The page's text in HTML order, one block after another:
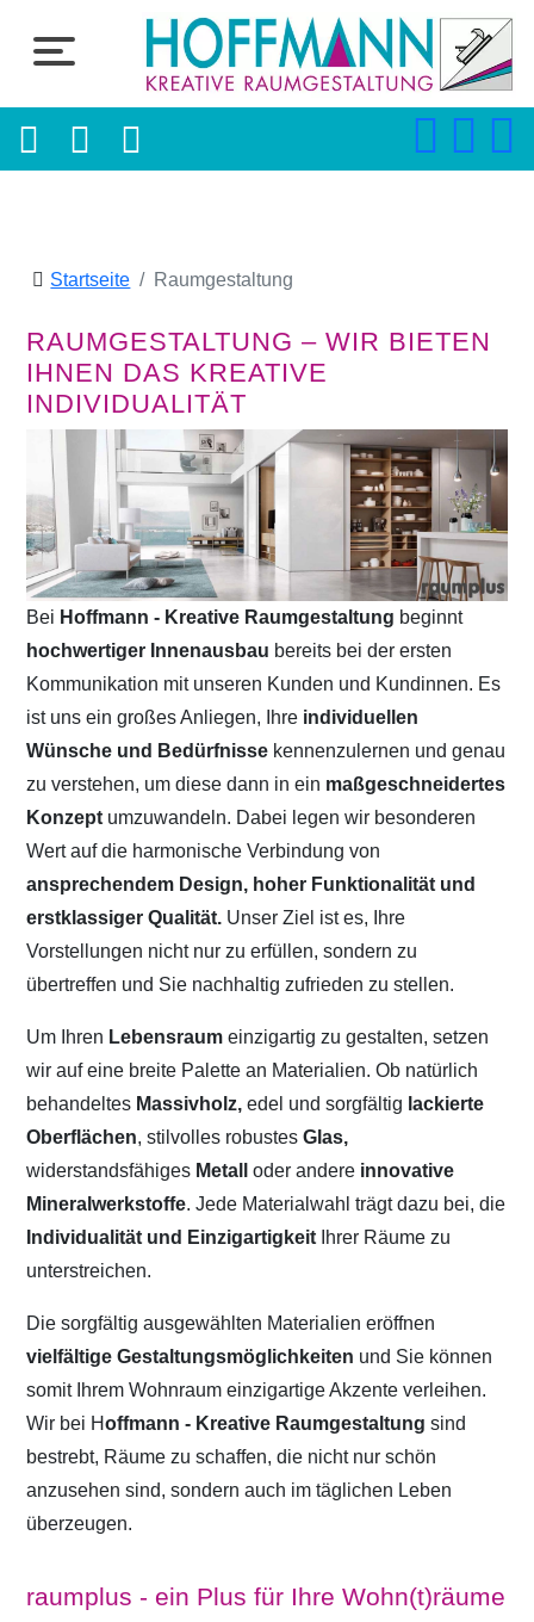
Startseite Raumgestaltung
RAUMGESTALTUNG – WIR BIETEN
IHNEN DAS KREATIVE
INDIVIDUALITÄT
Bei Hoffmann - Kreative Raumgestaltung beginnt
hochwertiger Innenausbau bereits bei der ersten
Kommunikation mit unseren Kunden und Kundinnen. Es
ist uns ein großes Anliegen, Ihre individuellen
Wünsche und Bedürfnisse kennenzulernen und genau
zu verstehen, um diese dann in ein maßgeschneidertes
Konzept umzuwandeln. Dabei legen wir besonderen
Wert auf die harmonische Verbindung von
ansprechendem Design, hoher Funktionalität und
erstklassiger Qualität. Unser Ziel ist es, Ihre
Vorstellungen nicht nur zu erfüllen, sondern zu
übertreffen und Sie nachhaltig zufrieden zu stellen.
Um Ihren Lebensraumeinzigartig zu gestalten, setzen
wir auf eine breite Palette an Materialien. Ob natürlich
behandeltes Massivholz, edel und sorgfältig lackierte
Oberflächen, stilvolles robustesGlas,
widerstandsfähiges Metalloder andere innovative
Mineralwerkstoffe. Jede Materialwahl trägt dazu bei, die
Individualität und Einzigartigkeit Ihrer Räume zu
unterstreichen.
Die sorgfältig ausgewählten Materialien eröffnen
vielfältige Gestaltungsmöglichkeiten und Sie können
somit Ihrem Wohnraum einzigartige Akzente verleihen.
Wir bei Hoffmann - Kreative Raumgestaltung sind
bestrebt, Räume zu schaffen, die nicht nur schön
anzusehen sind, sondern auch im täglichen Leben
überzeugen.
raumplus - ein Plus für Ihre Wohn(t)räume